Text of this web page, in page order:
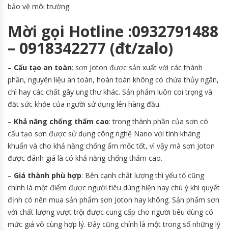
bảo vệ môi trường.
Mời gọi Hotline :0932791488
– 0918342277 (đt/zalo)
– Cấu tạo an toàn: sơn Joton được sản xuất với các thành
phần, nguyên liệu an toàn, hoàn toàn không có chứa thủy ngân,
chì hay các chất gây ung thư khác. Sản phẩm luôn coi trọng và
đặt sức khỏe của người sử dụng lên hàng đầu.
– Khả năng chống thấm cao: trong thành phần của sơn có
cấu tạo sơn được sử dụng công nghệ Nano với tính kháng
khuẩn và cho khả năng chống ẩm mốc tốt, vì vậy mà sơn Joton
được đánh giá là có khả năng chống thấm cao.
– Giá thành phù hợp: Bên cạnh chất lượng thì yếu tố cũng
chính là một điểm được người tiêu dùng hiện nay chú ý khi quyết
định có nên mua sản phẩm sơn Joton hay không. Sản phẩm sơn
với chất lượng vượt trội được cung cấp cho người tiêu dùng có
mức giá vô cùng hợp lý. Đây cũng chính là một trong số những lý